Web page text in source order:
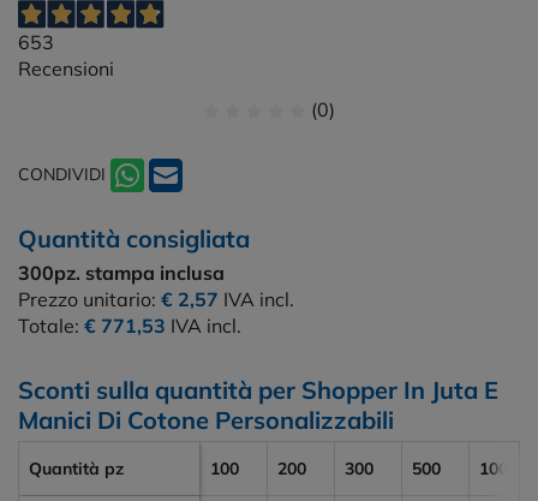
653
Recensioni
(0)
CONDIVIDI
Quantità consigliata
300pz. stampa inclusa
Prezzo unitario: € 2,57 IVA incl.
Totale: € 771,53 IVA incl.
Sconti sulla quantità per Shopper In Juta E
Manici Di Cotone Personalizzabili
Quantità pz 100 200 300 500 1000